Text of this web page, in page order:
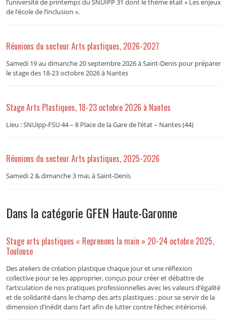
l’université de printemps du SNUIPP 31 dont le thème était « Les enjeux
de l’école de l’inclusion ».
Réunions du secteur Arts plastiques, 2026-2027
Samedi 19 au dimanche 20 septembre 2026 à Saint-Denis pour préparer
le stage des 18-23 octobre 2026 à Nantes
Stage Arts Plastiques, 18-23 octobre 2026 à Nantes
Lieu : SNUipp-FSU 44 – 8 Place de la Gare de l’état – Nantes (44)
Réunions du secteur Arts plastiques, 2025-2026
Samedi 2 & dimanche 3 mai, à Saint-Denis
Dans la catégorie GFEN Haute-Garonne
Stage arts plastiques « Reprenons la main » 20-24 octobre 2025,
Toulouse
Des ateliers de création plastique chaque jour et une réflexion
collective pour se les approprier, conçus pour créer et débattre de
l’articulation de nos pratiques professionnelles avec les valeurs d’égalité
et de solidarité dans le champ des arts plastiques ; pour se servir de la
dimension d’inédit dans l’art afin de lutter contre l’échec intériorisé.